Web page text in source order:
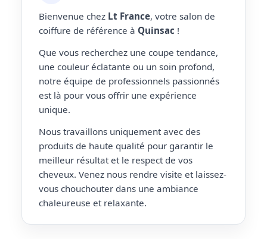
Bienvenue chez Lt France, votre salon de
coiffure de référence à Quinsac !
Que vous recherchez une coupe tendance,
une couleur éclatante ou un soin profond,
notre équipe de professionnels passionnés
est là pour vous offrir une expérience
unique.
Nous travaillons uniquement avec des
produits de haute qualité pour garantir le
meilleur résultat et le respect de vos
cheveux. Venez nous rendre visite et laissez-
vous chouchouter dans une ambiance
chaleureuse et relaxante.